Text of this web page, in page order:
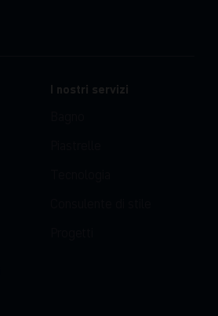
I nostri servizi